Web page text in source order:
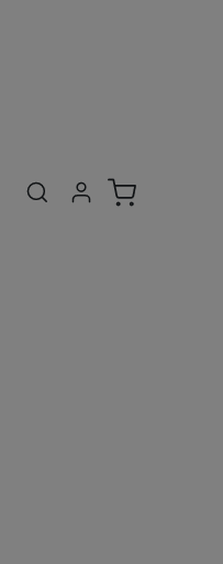
Uživatelská
Přihlásit se
Košík